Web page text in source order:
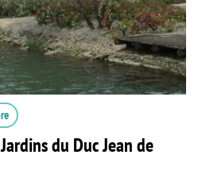
du Duc Jean de